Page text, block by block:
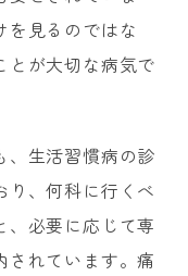
を見るのではな
とが大切な病気で
、生活習慣病の診
り、何科に行くべ
、必要に応じて専
されています。痛